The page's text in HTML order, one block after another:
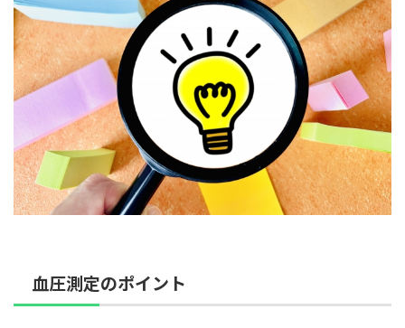
血圧測定のポイント